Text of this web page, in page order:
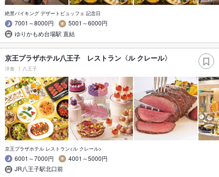
絶景バイキング デザートビュッフェ 記念日
7001～8000円
5001～6000円
ゆりかもめ台場駅 直結
京王プラザホテル八王子 レストラン〈ル クレール〉
洋食 八王子
京王プラザホテル レストラン<ル クレール>
6001～7000円
4001～5000円
JR八王子駅北口前